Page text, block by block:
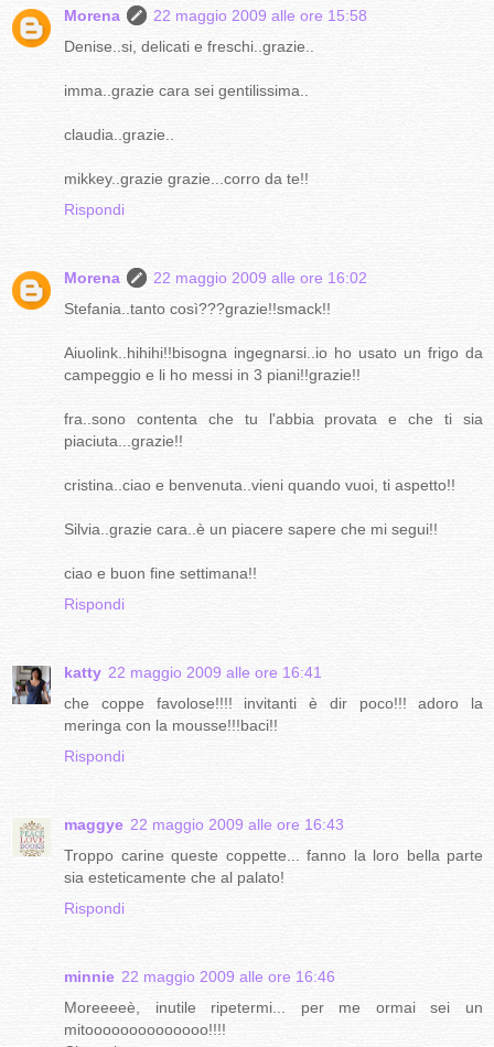
Morena
22 maggio 2009 alle ore 15:58
Denise..si, delicati e freschi..grazie..
imma..grazie cara sei gentilissima..
claudia..grazie..
mikkey..grazie grazie...corro da te!!
Rispondi
Morena
22 maggio 2009 alle ore 16:02
Stefania..tanto così???grazie!!smack!!
Aiuolink..hihihi!!bisogna ingegnarsi..io ho usato un frigo da
campeggio e li ho messi in 3 piani!!grazie!!
fra..sono contenta che tu l'abbia provata e che ti sia
piaciuta...grazie!!
cristina..ciao e benvenuta..vieni quando vuoi, ti aspetto!!
Silvia..grazie cara..è un piacere sapere che mi segui!!
ciao e buon fine settimana!!
Rispondi
katty 22 maggio 2009 alle ore 16:41
che coppe favolose!!!! invitanti è dir poco!!! adoro la
meringa con la mousse!!!baci!!
Rispondi
maggye 22 maggio 2009 alle ore 16:43
Troppo carine queste coppette... fanno la loro bella parte
sia esteticamente che al palato!
Rispondi
minnie 22 maggio 2009 alle ore 16:46
Moreeeeè, inutile ripetermi... per me ormai sei un
mitoooooooooooooo!!!!